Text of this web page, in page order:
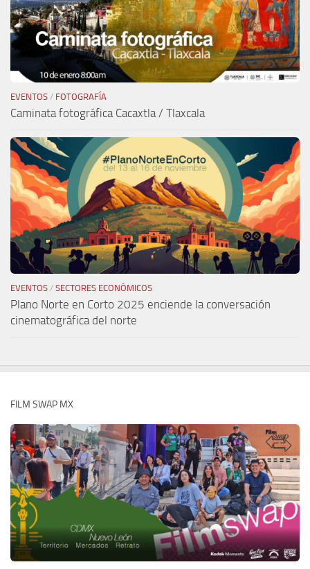
EVENTOS / FOTOGRAFÍA
Caminata fotográfica Cacaxtla / Tlaxcala
EVENTOS / SECTORES ECONÓMICOS
Plano Norte en Corto 2025 enciende la conversación
cinematográfica del norte
FILM SWAP MX